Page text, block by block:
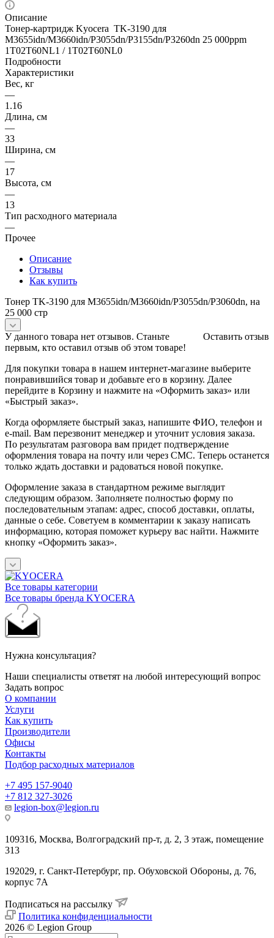
Описание
Тонер-картридж Kyocera TK-3190 для
M3655idn/M3660idn/P3055dn/P3155dn/P3260dn 25 000ppm
1T02T60NL1 / 1T02T60NL0
Подробности
Характеристики
Вес, кг
—
1.16
Длина, см
—
33
Ширина, см
—
17
Высота, см
—
13
Тип расходного материала
—
Прочее
Описание
Отзывы
Как купить
Тонер TK-3190 для M3655idn/M3660idn/P3055dn/P3060dn, на
25 000 стр
Оставить отзыв
У данного товара нет отзывов. Станьте
первым, кто оставил отзыв об этом товаре!
Для покупки товара в нашем интернет-магазине выберите
понравившийся товар и добавьте его в корзину. Далее
перейдите в Корзину и нажмите на «Оформить заказ» или
«Быстрый заказ».
Когда оформляете быстрый заказ, напишите ФИО, телефон и
e-mail. Вам перезвонит менеджер и уточнит условия заказа.
По результатам разговора вам придет подтверждение
оформления товара на почту или через СМС. Теперь останется
только ждать доставки и радоваться новой покупке.
Оформление заказа в стандартном режиме выглядит
следующим образом. Заполняете полностью форму по
последовательным этапам: адрес, способ доставки, оплаты,
данные о себе. Советуем в комментарии к заказу написать
информацию, которая поможет курьеру вас найти. Нажмите
кнопку «Оформить заказ».
Все товары категории
Все товары бренда KYOCERA
Нужна консультация?
Наши специалисты ответят на любой интересующий вопрос
Задать вопрос
О компании
Услуги
Как купить
Производители
Офисы
Контакты
Подбор расходных материалов
+7 495 157-9040
+7 812 327-3026
legion-box@legion.ru
109316, Москва, Волгоградский пр-т, д. 2, 3 этаж, помещение
313
192029, г. Санкт-Петербург, пр. Обуховской Обороны, д. 76,
корпус 7А
Подписаться на рассылку
Политика конфиденциальности
2026 © Legion Group